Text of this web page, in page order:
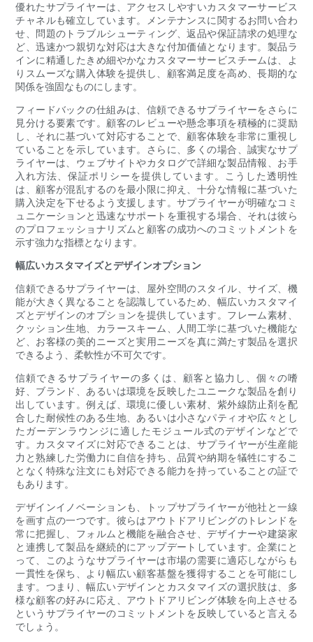
優れたサプライヤーは、アクセスしやすいカスタマーサービス
チャネルも確立しています。メンテナンスに関するお問い合わ
せ、問題のトラブルシューティング、返品や保証請求の処理な
ど、迅速かつ親切な対応は大きな付加価値となります。製品ラ
インに精通したきめ細やかなカスタマーサービスチームは、よ
りスムーズな購入体験を提供し、顧客満足度を高め、長期的な
関係を強固なものにします。
フィードバックの仕組みは、信頼できるサプライヤーをさらに
見分ける要素です。顧客のレビューや懸念事項を積極的に奨励
し、それに基づいて対応することで、顧客体験を非常に重視し
ていることを示しています。さらに、多くの場合、誠実なサプ
ライヤーは、ウェブサイトやカタログで詳細な製品情報、お手
入れ方法、保証ポリシーを提供しています。こうした透明性
は、顧客が混乱するのを最小限に抑え、十分な情報に基づいた
購入決定を下せるよう支援します。サプライヤーが明確なコミ
ュニケーションと迅速なサポートを重視する場合、それは彼ら
のプロフェッショナリズムと顧客の成功へのコミットメントを
示す強力な指標となります。
幅広いカスタマイズとデザインオプション
信頼できるサプライヤーは、屋外空間のスタイル、サイズ、機
能が大きく異なることを認識しているため、幅広いカスタマイ
ズとデザインのオプションを提供しています。フレーム素材、
クッション生地、カラースキーム、人間工学に基づいた機能な
ど、お客様の美的ニーズと実用ニーズを真に満たす製品を選択
できるよう、柔軟性が不可欠です。
信頼できるサプライヤーの多くは、顧客と協力し、個々の嗜
好、ブランド、あるいは環境を反映したユニークな製品を創り
出しています。例えば、環境に優しい素材、紫外線防止剤を配
合した耐候性のある生地、あるいは小さなパティオや広々とし
たガーデンラウンジに適したモジュール式のデザインなどで
す。カスタマイズに対応できることは、サプライヤーが生産能
力と熟練した労働力に自信を持ち、品質や納期を犠牲にするこ
となく特殊な注文にも対応できる能力を持っていることの証で
もあります。
デザインイノベーションも、トップサプライヤーが他社と一線
を画す点の一つです。彼らはアウトドアリビングのトレンドを
常に把握し、フォルムと機能を融合させ、デザイナーや建築家
と連携して製品を継続的にアップデートしています。企業にと
って、このようなサプライヤーは市場の需要に適応しながらも
一貫性を保ち、より幅広い顧客基盤を獲得することを可能にし
ます。つまり、幅広いデザインとカスタマイズの選択肢は、多
様な顧客の好みに応え、アウトドアリビング体験を向上させる
というサプライヤーのコミットメントを反映していると言える
でしょう。